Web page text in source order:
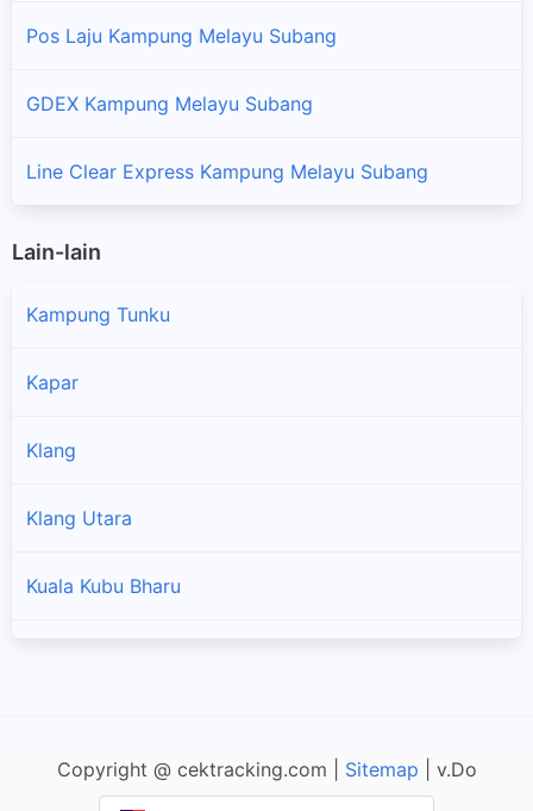
Pos Laju Kampung Melayu Subang
GDEX Kampung Melayu Subang
Line Clear Express Kampung Melayu Subang
Lain-lain
Kampung Tunku
Kapar
Klang
Klang Utara
Kuala Kubu Bharu
Pelabuhan Klang
Copyright @ cektracking.com | Sitemap | v.Do